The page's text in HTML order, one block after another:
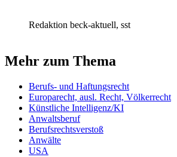
Redaktion beck-aktuell, sst
Mehr zum Thema
Berufs- und Haftungsrecht
Europarecht, ausl. Recht, Völkerrecht
Künstliche Intelligenz/KI
Anwaltsberuf
Berufsrechtsverstoß
Anwälte
USA